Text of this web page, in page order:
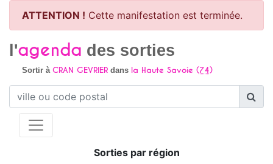
ATTENTION ! Cette manifestation est terminée.
l'agenda des sorties
Sortir à CRAN GEVRIERdans la Haute Savoie (74)
Sorties par région